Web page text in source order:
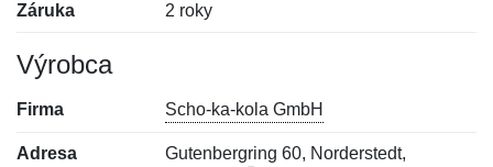
Záruka 2 roky
Výrobca
Firma Scho-ka-kola GmbH
Adresa
Gutenbergring 60, Norderstedt,